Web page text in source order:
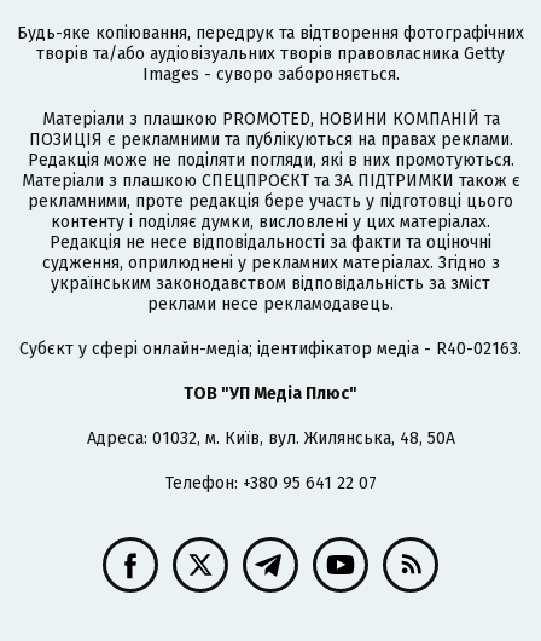
Будь-яке копіювання, передрук та відтворення фотографічних
творів та/або аудіовізуальних творів правовласника Getty
Images - суворо забороняється.
Матеріали з плашкою PROMOTED, НОВИНИ КОМПАНІЙ та
ПОЗИЦІЯ є рекламними та публікуються на правах реклами.
Редакція може не поділяти погляди, які в них промотуються.
Матеріали з плашкою СПЕЦПРОЄКТ та ЗА ПІДТРИМКИ також є
рекламними, проте редакція бере участь у підготовці цього
контенту і поділяє думки, висловлені у цих матеріалах.
Редакція не несе відповідальності за факти та оціночні
судження, оприлюднені у рекламних матеріалах. Згідно з
українським законодавством відповідальність за зміст
реклами несе рекламодавець.
Cубєкт у сфері онлайн-медіа; ідентифікатор медіа - R40-02163.
ТОВ "УП Медіа Плюс"
Адреса: 01032, м. Київ, вул. Жилянська, 48, 50А
Телефон: +380 95 641 22 07